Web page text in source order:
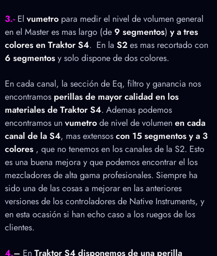
3.- El vumetro para medir el nivel de volumen general
en el Master es mas largo (de 9 segmentos) y a tres
colores en Traktor S4. En la S2es mas recortado con
6 segmentosy solo dispone de dos colores.
En cada canal, la sección de Eq, filtro y ganancia nos
encontramos perillas de mayor calidad en los
materiales de Traktor S4. Ademas podemos
encontramos un vumetrode nivel de volumen en cada
canal de la S4, mas extensoscon 15 segmentos y a 3
colores , que no tenemos en los canales de la S2. Esto
es una buena mejora y que podemos encontrar el los
mezcladores de alta gama profesionales. Siempre ha
sido una de las cosas a mejorar en las anteriores
versiones de los controladores de Native Instruments, y
en esta ocasión si han echo caso a los ruegos de los
clientes.
4.– En Traktor S4 disponemos de una perilla